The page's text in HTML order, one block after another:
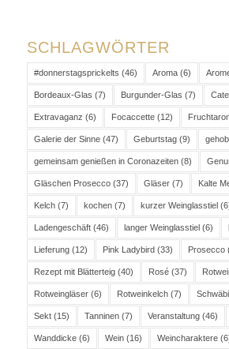
SCHLAGWÖRTER
#donnerstagsprickelts (46) Aroma(6)
Bordeaux-Glas (7) Burgunder-Glas (7)
Extravaganz (6) Focaccette(12)
Galerie der Sinne(47) Geburtstag(9)
gemeinsam genießen in Coronazeiten(8)
Gläschen Prosecco(37) Gläser(7) Kalte
Kelch(7) kochen(7) kurzer Weinglasstiel
Ladengeschäft(46) langer Weinglasstiel(6)
Lieferung(12) Pink Ladybird(33) Prosecco
Rezept mit Blätterteig(40) Rosé(37)
Rotweingläser(6) Rotweinkelch(7)
Sekt(15) Tanninen(7) Veranstaltung(46)
Wanddicke(6) Wein(16) Weincharaktere